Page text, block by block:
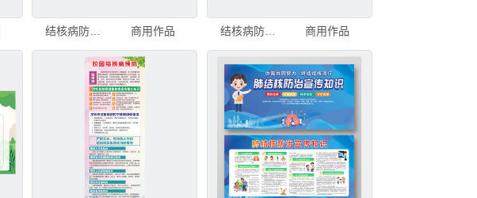
商用作品 结核病防治核心信息展板 商用作品